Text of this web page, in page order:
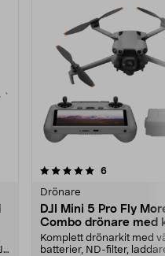
6recensioner
Drönare
DJI Mini 5 Pro Fly
Combo drönare med
249 g
Komplett drönarkit med
batterier, ND-filter,
5.0 av 5 stjärnor